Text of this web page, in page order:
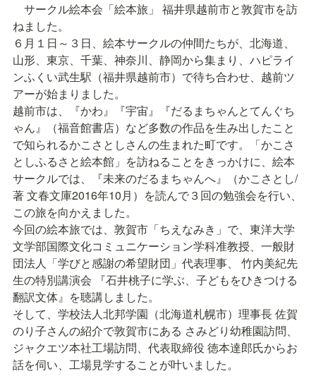
サークル絵本会「絵本旅」 福井県越前市と敦賀市を訪
ねました。
６月１日～３日、絵本サークルの仲間たちが、北海道、
山形、東京、千葉、神奈川、静岡から集まり、ハピライ
ンふくい武生駅（福井県越前市）で待ち合わせ、越前ツ
アーが始まりました。
越前市は、『かわ』『宇宙』『だるまちゃんとてんぐち
ゃん』（福音館書店）など多数の作品を生み出したこと
で知られるかこさとしさんの生まれた町です。「かこさ
としふるさと絵本館」を訪ねることをきっかけに、絵本
サークルでは、『未来のだるまちゃんへ』（かこさとし/
著 文春文庫2016年10月）を読んで３回の勉強会を行い、
この旅を向かえました。
今回の絵本旅では、敦賀市「ちえなみき」で、東洋大学
文学部国際文化コミュニケーション学科准教授、一般財
団法人「学びと感謝の希望財団」代表理事、 竹内美紀先
生の特別講演会 『石井桃子に学ぶ、子どもをひきつける
翻訳文体』を聴講しました。
そして、学校法人北邦学園（北海道札幌市）理事長 佐賀
のり子さんの紹介で敦賀市にある さみどり幼稚園訪問、
ジャクエツ本社工場訪問、代表取締役 徳本達郎氏からお
話を伺い、工場見学することが叶いました。